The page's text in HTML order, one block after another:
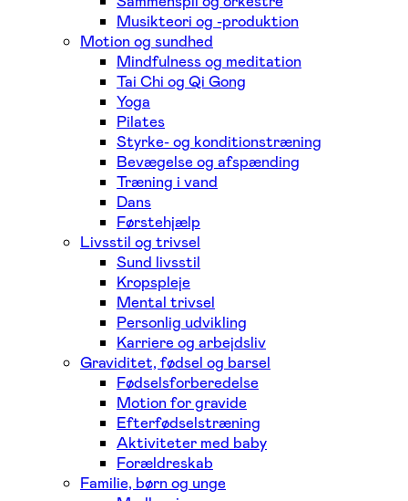
Musikteori og -produktion
Motion og sundhed
Mindfulness og meditation
Tai Chi og Qi Gong
Yoga
Pilates
Styrke- og konditionstræning
Bevægelse og afspænding
Træning i vand
Dans
Førstehjælp
Livsstil og trivsel
Sund livsstil
Kropspleje
Mental trivsel
Personlig udvikling
Karriere og arbejdsliv
Graviditet, fødsel og barsel
Fødselsforberedelse
Motion for gravide
Efterfødselstræning
Aktiviteter med baby
Forældreskab
Familie, børn og unge